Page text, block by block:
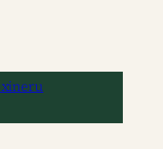
xineru